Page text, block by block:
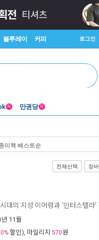
블루레이 커피 로그인
N 만권당 N
이책 베스트순
전체선택 장
대의 지성 이어령과 ‘인터스텔라’
11월
할인), 마일리지 570원